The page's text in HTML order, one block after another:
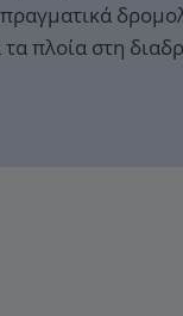
τα πλοία στη